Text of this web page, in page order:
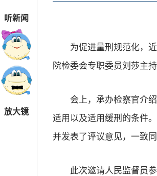
听新闻
放大镜
为促进量刑规范化，近
院检委会专职委员刘莎主
会上，承办检察官介绍
适用以及适用缓刑的条件
并发表了评议意见，一致
此次邀请人民监督员参